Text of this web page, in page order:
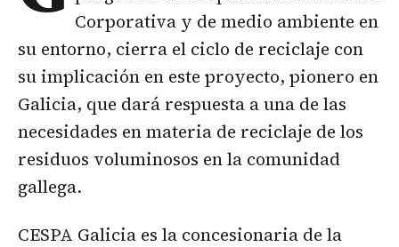
Corporativa y de medio ambiente en
su entorno, cierra el ciclo de reciclaje con
su implicación en este proyecto, pionero en
Galicia, que dará respuesta a una de las
necesidades en materia de reciclaje de los
residuos voluminosos en la comunidad
gallega.
CESPA Galicia es la concesionaria de la